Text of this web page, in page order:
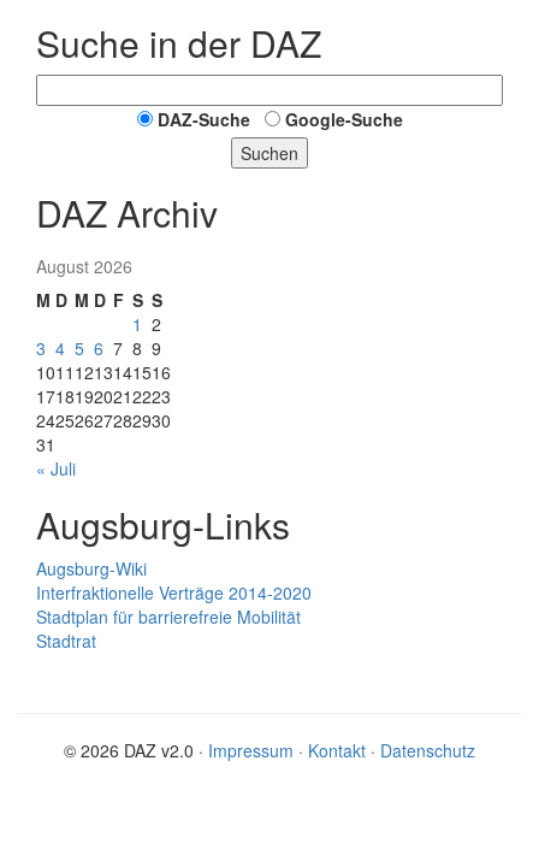
Suche in der DAZ
DAZ-Suche
Google-Suche
Suchen
DAZ Archiv
August 2026
M D M D F S S
1 2
3 4 5 6 7 8 9
1011 1213141516
17181920212223
24252627282930
31
« Juli
Augsburg-Links
Augsburg-Wiki
Interfraktionelle Verträge 2014-2020
Stadtplan für barrierefreie Mobilität
Stadtrat
© 2026 DAZ v2.0 · Impressum · Kontakt · Datenschutz